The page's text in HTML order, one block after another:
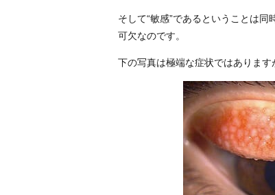
そして“敏感”であるということは
可欠なのです。
下の写真は極端な症状ではあります